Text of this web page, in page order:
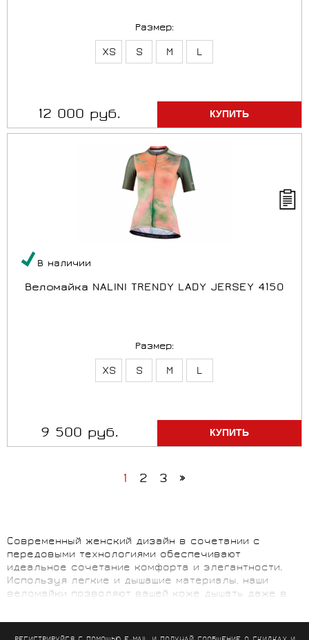
Размер:
XS S M L
12 000 руб.
В наличии
Веломайка NALINI TRENDY LADY JERSEY 4150
Размер:
XS S M L
9 500 руб.
1 2 3 »
Современный женский дизайн в сочетании с
передовыми технологиями обеспечивают
идеальное сочетание комфорта и элегантности.
Используя легкие и дышащие материалы, наши
веломайки позволяют вашей коже дышать даже в
ощущение свежести.